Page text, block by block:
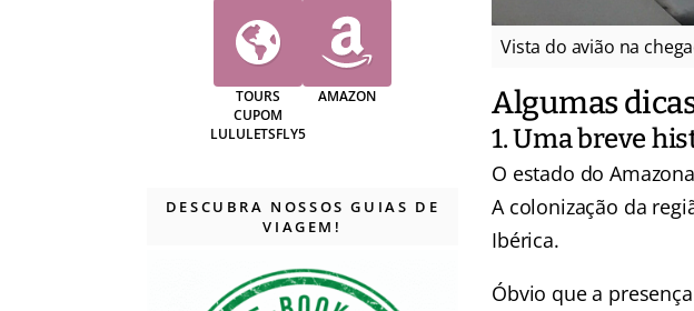
Vista do avião na
Algumas
1. Uma breve
O estado do
A colonização da
Ibérica.
Óbvio que a
TOURS
CUPOM
LULULETSFLY5
AMAZON
DESCUBRA NOSSOS GUIAS DE
VIAGEM!